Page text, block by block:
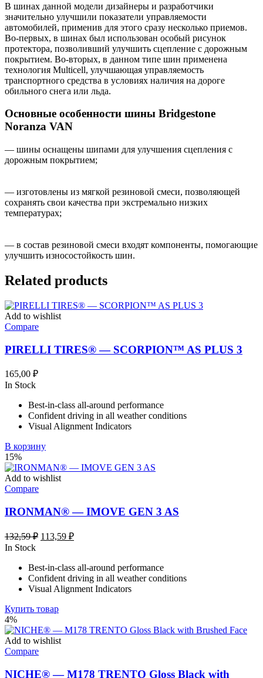
В шинах данной модели дизайнеры и разработчики
значительно улучшили показатели управляемости
автомобилей, применив для этого сразу несколько приемов.
Во-первых, в шинах был использован особый рисунок
протектора, позволивший улучшить сцепление с дорожным
покрытием. Во-вторых, в данном типе шин применена
технология Multicell, улучшающая управляемость
транспортного средства в условиях наличия на дороге
обильного снега или льда.
Основные особенности шины Bridgestone
Noranza VAN
— шины оснащены шипами для улучшения сцепления с
дорожным покрытием;
— изготовлены из мягкой резиновой смеси, позволяющей
сохранять свои качества при экстремально низких
температурах;
— в состав резиновой смеси входят компоненты, помогающие
улучшить износостойкость шин.
Related products
Add to wishlist
Compare
PIRELLI TIRES® — SCORPION™ AS PLUS 3
165,00 ₽
In Stock
Best-in-class all-around performance
Confident driving in all weather conditions
Visual Alignment Indicators
В корзину
15%
Add to wishlist
Compare
IRONMAN® — IMOVE GEN 3 AS
132,59₽ Первоначальная
132,59 ₽.
113,59 ₽Текущая
In Stock
Best-in-class all-around performance
Confident driving in all weather conditions
Visual Alignment Indicators
Купить товар
4%
Add to wishlist
Compare
NICHE® — M178 TRENTO Gloss Black with